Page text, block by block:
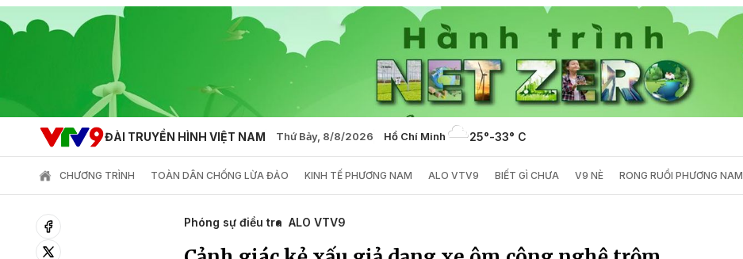
ĐÀI TRUYỀN HÌNH VIỆT NAM Thứ Bảy, 8/8/2026 Hồ Chí Minh 25°-33° C
CHƯƠNG TRÌNH TOÀN DÂN CHỐNG LỪA ĐẢO KINH TẾ PHƯƠNG NAM ALO VTV9 BIẾT GÌ CHƯA V9 NÈ RONG RUỔI PHƯƠNG NAM
Phóng sự điều tra ALO VTV9